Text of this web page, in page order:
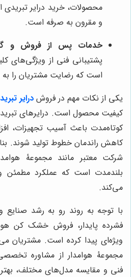
محصولات، خرید درایر تبریدی
و مقرون به صرفه است.
خدمات پس از فروش و
پشتیبانی فنی از ویژگی‌های
است که رضایت مشتریان را به
یکی از نکات مهم در فروش درایر
کیفیت محصول است. درایرهای
کوتاه‌مدت باعث آسیب تجهیزات،
کاهش راندمان خطوط تولید شوند.
شرکت معتبر مانند مجموعۀ
بلندمدت است که عملکرد مطمئن
می‌کند.
با توجه به روند رو به رشد
فشرده پایدار، فروش خشک کن
ویژه‌ای پیدا کرده است. مشتریان
مجموعۀ هوامدار از مشاوره
فنی و مقایسه مدل‌های مختلف،